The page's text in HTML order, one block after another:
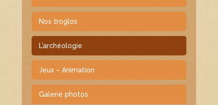
Nos troglos
L’archéologie
Jeux – Animation
Galerie photos